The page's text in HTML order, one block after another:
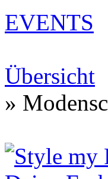
EVENTS
Übersicht
»